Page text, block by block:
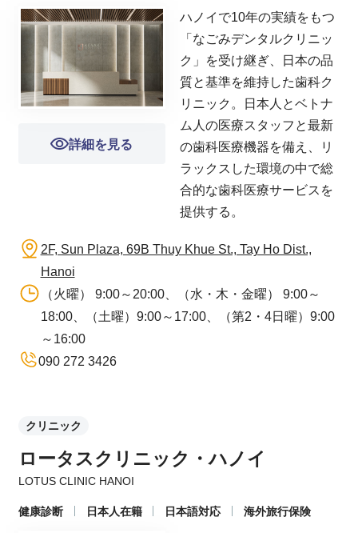
詳細を見る
ハノイで10年の実績をもつ
「なごみデンタルクリニッ
ク」を受け継ぎ、日本の品
質と基準を維持した歯科ク
リニック。日本人とベトナ
ム人の医療スタッフと最新
の歯科医療機器を備え、リ
ラックスした環境の中で総
合的な歯科医療サービスを
提供する。
2F, Sun Plaza, 69B Thuy Khue St., Tay Ho Dist.,
Hanoi
（火曜） 9:00～20:00、（水・木・金曜） 9:00～
18:00、（土曜）9:00～17:00、（第2・4日曜）9:00
～16:00
090 272 3426
クリニック
ロータスクリニック・ハノイ
LOTUS CLINIC HANOI
健康診断 日本人在籍 日本語対応 海外旅行保険